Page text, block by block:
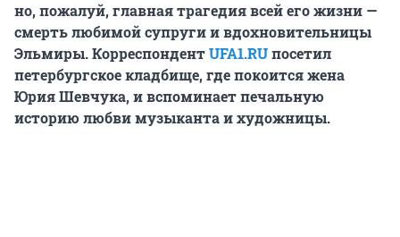
но, пожалуй, главная трагедия всей его жизни —
смерть любимой супруги и вдохновительницы
Эльмиры. КорреспондентUFA1.RUпосетил
петербургское кладбище, где покоится жена
Юрия Шевчука, и вспоминает печальную
историю любви музыканта и художницы.